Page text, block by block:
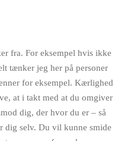
fra. For eksempel hvis ikke
tænker jeg her på personer
for eksempel. Kærlighed
at i takt med at du omgiver
dig, der hvor du er – så
selv. Du vil kunne smide